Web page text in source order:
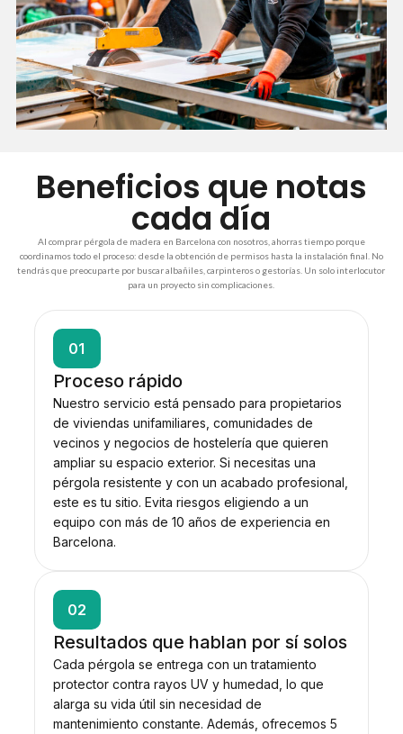
Beneficios que notas
cada día
Al comprar pérgola de madera en Barcelona con nosotros, ahorras tiempo porque
coordinamos todo el proceso: desde la obtención de permisos hasta la instalación final. No
tendrás que preocuparte por buscar albañiles, carpinteros o gestorías. Un solo interlocutor
para un proyecto sin complicaciones.
01
Proceso rápido
Nuestro servicio está pensado para propietarios
de viviendas unifamiliares, comunidades de
vecinos y negocios de hostelería que quieren
ampliar su espacio exterior. Si necesitas una
pérgola resistente y con un acabado profesional,
este es tu sitio. Evita riesgos eligiendo a un
equipo con más de 10 años de experiencia en
Barcelona.
02
Resultados que hablan por sí solos
Cada pérgola se entrega con un tratamiento
protector contra rayos UV y humedad, lo que
alarga su vida útil sin necesidad de
mantenimiento constante. Además, ofrecemos 5